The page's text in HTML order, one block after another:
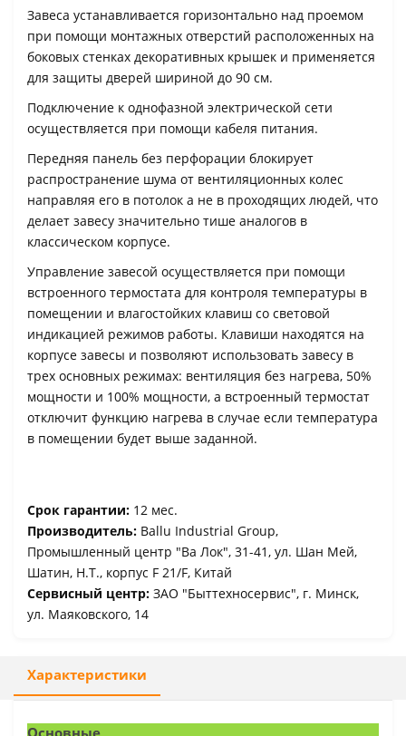
Завеса устанавливается горизонтально над проемом
при помощи монтажных отверстий расположенных на
боковых стенках декоративных крышек и применяется
для защиты дверей шириной до 90 см.
Подключение к однофазной электрической сети
осуществляется при помощи кабеля питания.
Передняя панель без перфорации блокирует
распространение шума от вентиляционных колес
направляя его в потолок а не в проходящих людей, что
делает завесу значительно тише аналогов в
классическом корпусе.
Управление завесой осуществляется при помощи
встроенного термостата для контроля температуры в
помещении и влагостойких клавиш со световой
индикацией режимов работы. Клавиши находятся на
корпусе завесы и позволяют использовать завесу в
трех основных режимах: вентиляция без нагрева, 50%
мощности и 100% мощности, а встроенный термостат
отключит функцию нагрева в случае если температура
в помещении будет выше заданной.
Срок гарантии: 12 мес.
Производитель: Ballu Industrial Group,
Промышленный центр "Ва Лок", 31-41, ул. Шан Мей,
Шатин, Н.Т., корпус F 21/F, Китай
Сервисный центр: ЗАО "Быттехносервис", г. Минск,
ул. Маяковского, 14
Характеристики